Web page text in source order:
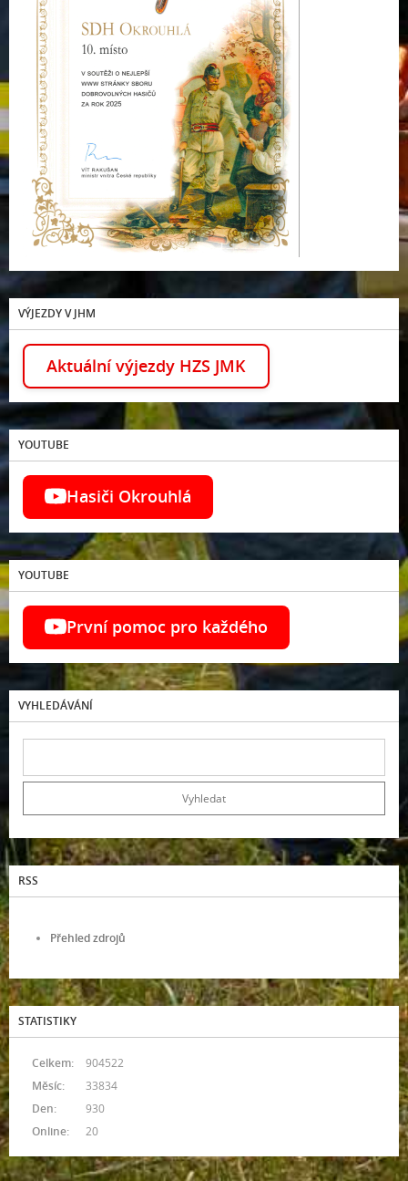
VÝJEZDY V JHM
Aktuální výjezdy HZS JMK
YOUTUBE
Hasiči Okrouhlá
YOUTUBE
První pomoc pro každého
VYHLEDÁVÁNÍ
RSS
Přehled zdrojů
STATISTIKY
Online: 20
Celkem:
904522
Měsíc:
33834
Den:
930